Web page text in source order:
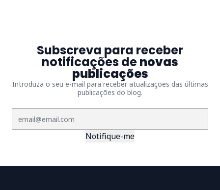
Subscreva para receber
notificações denovas
publicações
Introduza o seu e-mail para receber atualizações das últimas
publicações do blog.
Notifique-me